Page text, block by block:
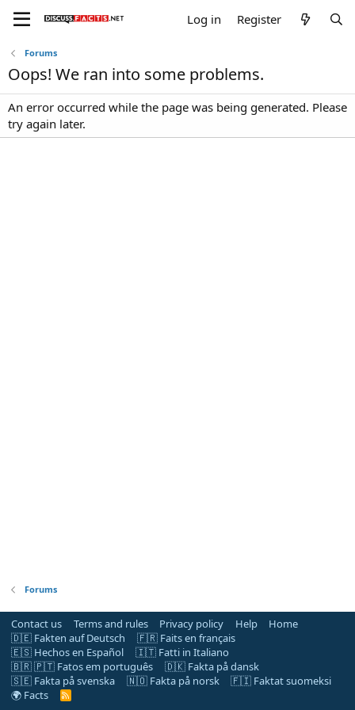
Log in Register
Forums
Oops! We ran into some problems.
An error occurred while the page was being generated. Please
try again later.
Forums
Contact us Terms and rules Privacy policy Help
Home
🇩🇪 Fakten auf Deutsch
🇫🇷 Faits en français
🇪🇸 Hechos en Español
🇮🇹 Fatti in Italiano
🇧🇷 🇵🇹 Fatos em português
🇩🇰 Fakta på dansk
🇸🇪 Fakta på svenska
🇳🇴 Fakta på norsk
🇫🇮 Faktat suomeksi
🌍 Facts
R